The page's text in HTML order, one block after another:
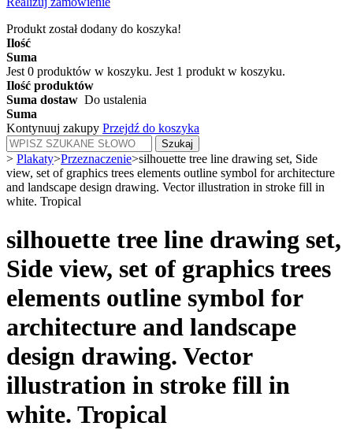
Produkt został dodany do koszyka!
Ilość
Suma
Jest 0 produktów w koszyku. Jest 1 produkt w koszyku.
Ilość produktów
Suma dostaw Do ustalenia
Suma
Kontynuuj zakupy Przejdź do koszyka
Szukaj
> Plakaty>Przeznaczenie>silhouette tree line drawing set, Side
view, set of graphics trees elements outline symbol for architecture
and landscape design drawing. Vector illustration in stroke fill in
white. Tropical
silhouette tree line drawing set,
Side view, set of graphics trees
elements outline symbol for
architecture and landscape
design drawing. Vector
illustration in stroke fill in
white. Tropical